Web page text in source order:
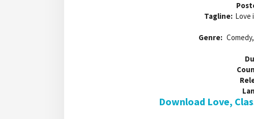
Tagline: Love
Genre:
Download Love,